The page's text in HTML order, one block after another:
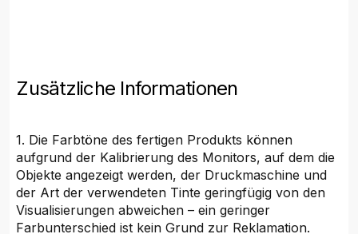
Zusätzliche Informationen
1. Die Farbtöne des fertigen Produkts können
aufgrund der Kalibrierung des Monitors, auf dem die
Objekte angezeigt werden, der Druckmaschine und
der Art der verwendeten Tinte geringfügig von den
Visualisierungen abweichen – ein geringer
Farbunterschied ist kein Grund zur Reklamation.